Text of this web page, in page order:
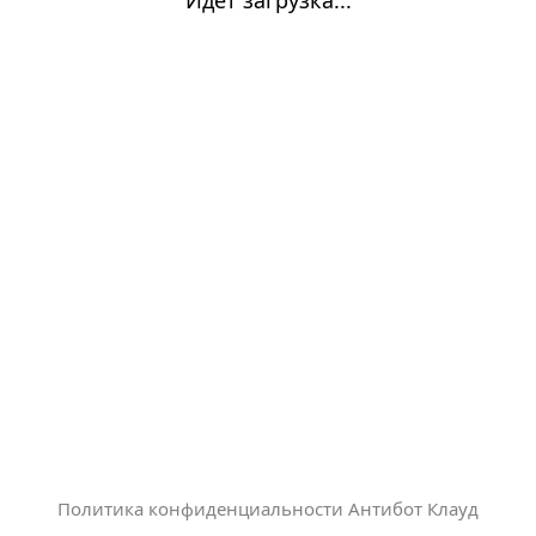
Политика конфиденциальности Антибот Клауд